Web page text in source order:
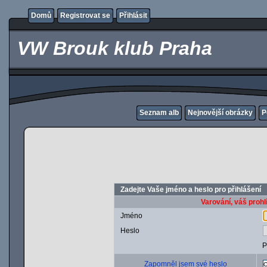
Domů Registrovat se Přihlásit
VW Brouk klub Praha
Seznam alb Nejnovější obrázky
Zadejte Vaše jméno a heslo pro přihlášení
Varování, váš
Jméno
Heslo
Zapomněl jsem své heslo